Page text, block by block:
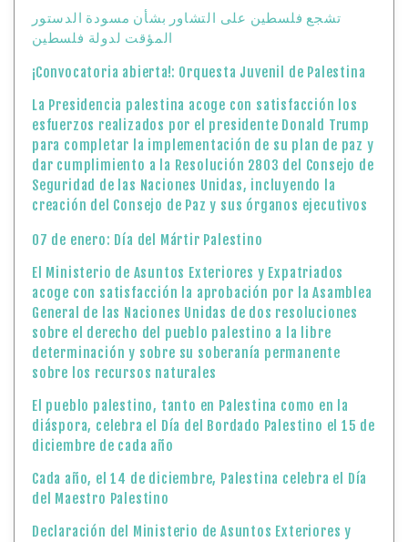
تشجع فلسطين على التشاور بشأن مسودة الدستور
المؤقت لدولة فلسطين
¡Convocatoria abierta!: Orquesta Juvenil de Palestina
La Presidencia palestina acoge con satisfacción los
esfuerzos realizados por el presidente Donald Trump
para completar la implementación de su plan de paz y
dar cumplimiento a la Resolución 2803 del Consejo de
Seguridad de las Naciones Unidas, incluyendo la
creación del Consejo de Paz y sus órganos ejecutivos
07 de enero: Día del Mártir Palestino
El Ministerio de Asuntos Exteriores y Expatriados
acoge con satisfacción la aprobación por la Asamblea
General de las Naciones Unidas de dos resoluciones
sobre el derecho del pueblo palestino a la libre
determinación y sobre su soberanía permanente
sobre los recursos naturales
El pueblo palestino, tanto en Palestina como en la
diáspora, celebra el Día del Bordado Palestino el 15 de
diciembre de cada año
Cada año, el 14 de diciembre, Palestina celebra el Día
del Maestro Palestino
Declaración del Ministerio de Asuntos Exteriores y